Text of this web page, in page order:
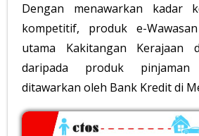
Dengan menawarkan kadar
kompetitif, produk e-
utama Kakitangan Kerajaan
daripada produk
ditawarkan oleh Bank Kredit di